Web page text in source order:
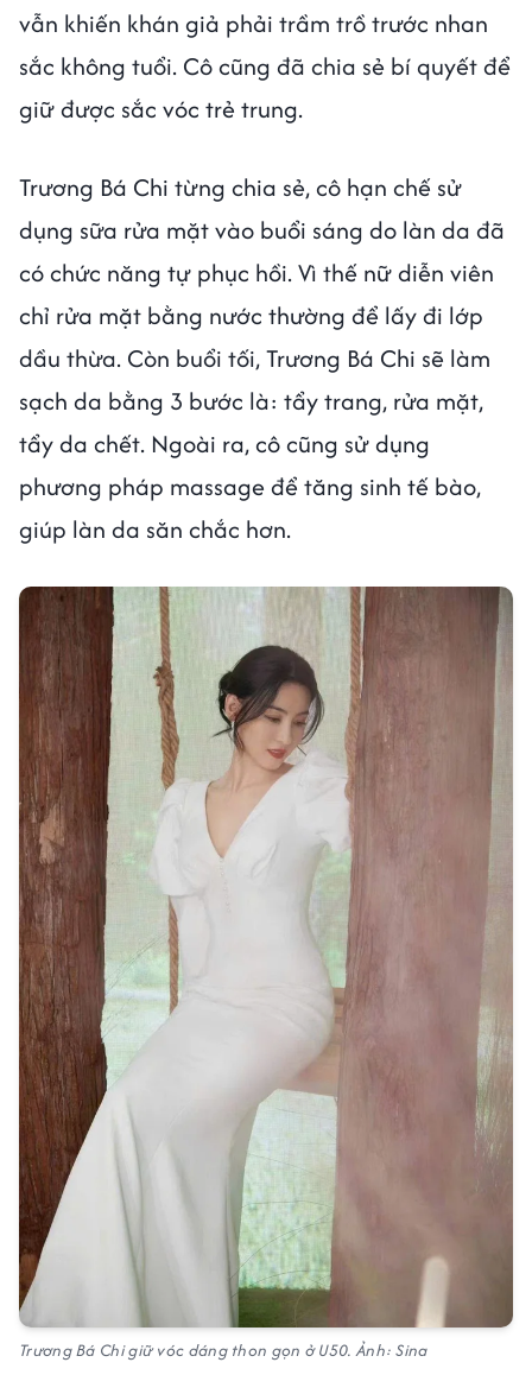
vẫn khiến khán giả phải trầm trồ trước nhan
sắc không tuổi. Cô cũng đã chia sẻ bí quyết để
giữ được sắc vóc trẻ trung.
Trương Bá Chi từng chia sẻ, cô hạn chế sử
dụng sữa rửa mặt vào buổi sáng do làn da đã
có chức năng tự phục hồi. Vì thế nữ diễn viên
chỉ rửa mặt bằng nước thường để lấy đi lớp
dầu thừa. Còn buổi tối, Trương Bá Chi sẽ làm
sạch da bằng 3 bước là: tẩy trang, rửa mặt,
tẩy da chết. Ngoài ra, cô cũng sử dụng
phương pháp massage để tăng sinh tế bào,
giúp làn da săn chắc hơn.
Trương Bá Chi giữ vóc dáng thon gọn ở U50. Ảnh: Sina